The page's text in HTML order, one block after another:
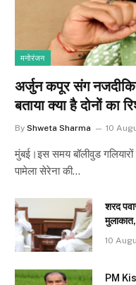
मनोरंजन
अर्जुन कपूर संग
बताया क्या है दोनों का
By Shweta Sharma 10
मुंबई।इस समय बॉलीवुड
पामेला सेरेना की…
शरद
10
PM